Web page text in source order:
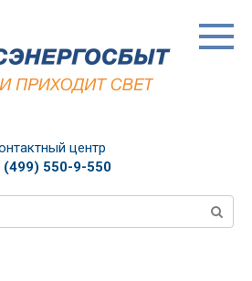
центр
(499) 550-9-550